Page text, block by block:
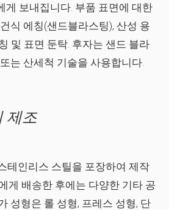
게 보내집니다. 부품 표면에 대한
식 에칭(샌드블라스팅), 산성 용
및 표면 둔탁. 후자는 샌드 블라
는 산세척 기술을 사용합니다.
제조
테인리스 스틸을 포장하여 제작
게 배송한 후에는 다양한 기타 공
성형은 롤 성형, 프레스 성형, 단